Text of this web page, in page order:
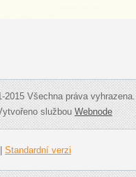
2015 Všechna práva vyhrazena.
službouWebnode
Standardní verzi